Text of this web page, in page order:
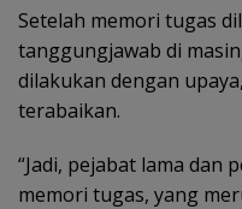
Setelah memori tugas
tanggungjawab di
dilakukan dengan
terabaikan.
“Jadi, pejabat lama dan
memori tugas, yang